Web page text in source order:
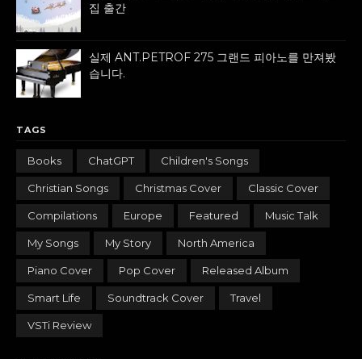
집 출간
실제 ANT.PETROF 275 그랜드 피아노를 만져봤
습니다.
TAGS
Books ChatGPT Children's Songs
Christian Songs Christmas Cover Classic Cover
Compilations Europe Featured Music Talk
My Songs My Story North America
Piano Cover Pop Cover Released Album
Smart Life Soundtrack Cover Travel
VSTi Review